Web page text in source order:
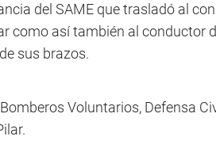
del SAME que trasladó al
como así también al conductor
sus brazos.
Voluntarios, Defensa